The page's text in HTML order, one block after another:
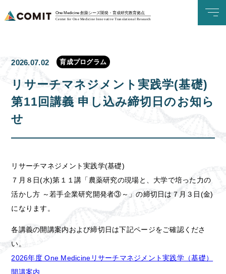
One Medicine 創薬シーズ開発・育成研究教育拠点
Center for One Medicine Innovative Translational Research
2026.07.02 育成プログラム
リサーチマネジメント実践学(基礎)
第11回講義 申し込み締切日のお知ら
せ
リサーチマネジメント実践学(基礎)
７月８日(水)第１１講「農薬研究の現場と、大学で培った力の
活かし方 ～若手企業研究開発者③～」の締切日は７月３日(金)
になります。
各講義の開講案内および締切日は下記ページをご確認くださ
い。
2026年度 One Medicineリサーチマネジメント実践学（基礎）
開講案内